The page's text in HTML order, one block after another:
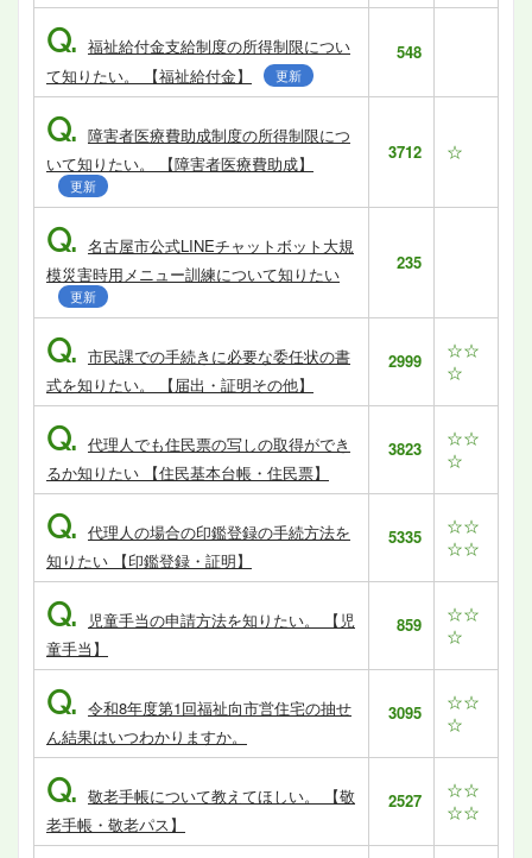
Q. 福祉給付金支給制度の所得制限につい
て知りたい。 【福祉給付金】
更新
548
Q. 障害者医療費助成制度の所得制限につ
いて知りたい。 【障害者医療費助成】
更新
3712 ☆
Q. 名古屋市公式LINEチャットボット大規
模災害時用メニュー訓練について知りたい
更新
235
Q. 市民課での手続きに必要な委任状の書
式を知りたい。 【届出・証明その他】
2999
☆☆
☆
Q. 代理人でも住民票の写しの取得ができ
るか知りたい 【住民基本台帳・住民票】
3823
☆☆
☆
Q. 代理人の場合の印鑑登録の手続方法を
知りたい 【印鑑登録・証明】
5335
☆☆
☆☆
Q.
児童手当の申請方法を知りたい。 【児
童手当】
859
☆☆
☆
Q. 令和8年度第1回福祉向市営住宅の抽せ
ん結果はいつわかりますか。
3095
☆☆
☆
Q. 敬老手帳について教えてほしい。 【敬
老手帳・敬老パス】
2527
☆☆
☆☆